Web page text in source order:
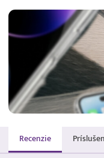
Recenzie